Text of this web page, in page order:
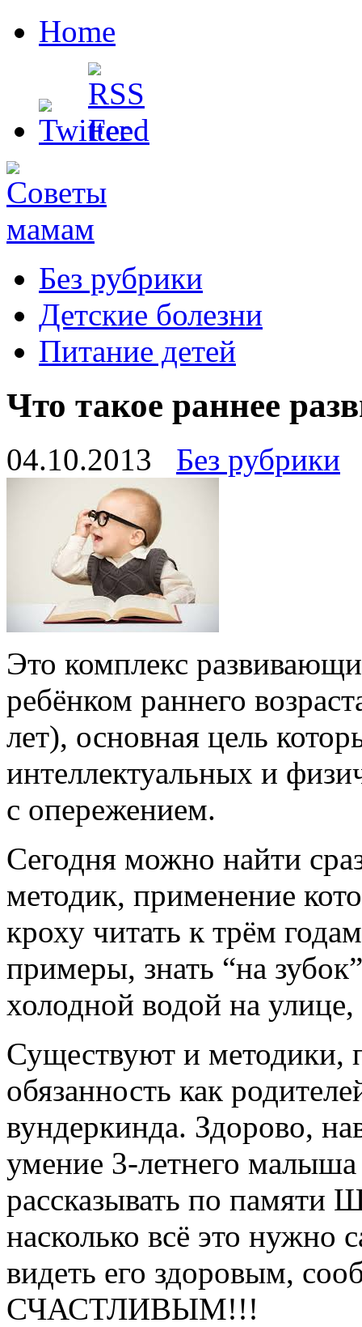
Home
Без рубрики
Детские болезни
Питание детей
Что такое раннее
04.10.2013 Без рубрики
Это комплекс
ребёнком раннего
лет), основная цель
интеллектуальных и
с опережением.
Сегодня можно найти
методик, применение
кроху читать к трём
примеры, знать “на
холодной водой на улице,
Существуют и методики,
обязанность как
вундеркинда. Здорово,
умение 3-летнего малыша
рассказывать по памяти
насколько всё это
видеть его здоровым,
СЧАСТЛИВЫМ!!!